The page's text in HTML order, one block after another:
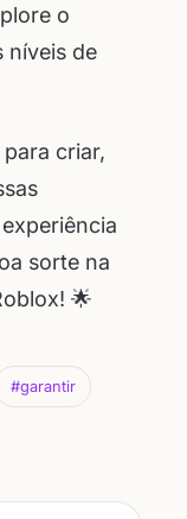
o
níveis de
criar,
sorte na
🌟
#garantir